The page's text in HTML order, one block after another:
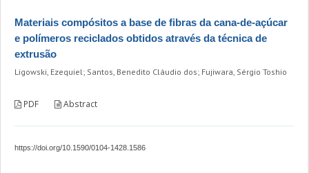
Materiais compósitos a base de fibras da cana-de-açúcar
e polímeros reciclados obtidos através da técnica de
extrusão
Ligowski, Ezequiel; Santos, Benedito Cláudio dos; Fujiwara, Sérgio Toshio
PDF Abstract
https://doi.org/10.1590/0104-1428.1586